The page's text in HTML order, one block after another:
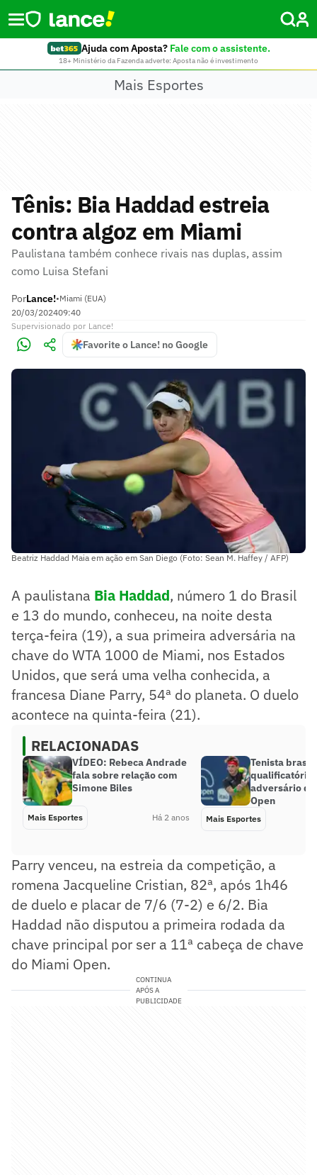
Ajuda com Aposta? Fale com o assistente.
18+ Ministério da Fazenda adverte: Aposta não é investimento
Mais Esportes
Tênis: Bia Haddad estreia
contra algoz em Miami
Paulistana também conhece rivais nas duplas, assim
como Luisa Stefani
PorLance!•Miami (EUA)
20/03/202409:40
Supervisionado por Lance!
Favorite o Lance! no Google
Beatriz Haddad Maia em ação em San Diego (Foto: Sean M. Haffey / AFP)
A paulistana Bia Haddad, número 1 do Brasil
e 13 do mundo, conheceu, na noite desta
terça-feira (19), a sua primeira adversária na
chave do WTA 1000 de Miami, nos Estados
Unidos, que será uma velha conhecida, a
francesa Diane Parry, 54ª do planeta. O duelo
acontece na quinta-feira (21).
RELACIONADAS
VÍDEO: Rebeca Andrade
fala sobre relação com
Simone Biles
Mais Esportes Há 2 anos
Tenista
qualificatório
adversário
Open
Mais Esportes
Parry venceu, na estreia da competição, a
romena Jacqueline Cristian, 82ª, após 1h46
de duelo e placar de 7/6 (7-2) e 6/2. Bia
Haddad não disputou a primeira rodada da
chave principal por ser a 11ª cabeça de chave
do Miami Open.
CONTINUA
APÓS A
PUBLICIDADE